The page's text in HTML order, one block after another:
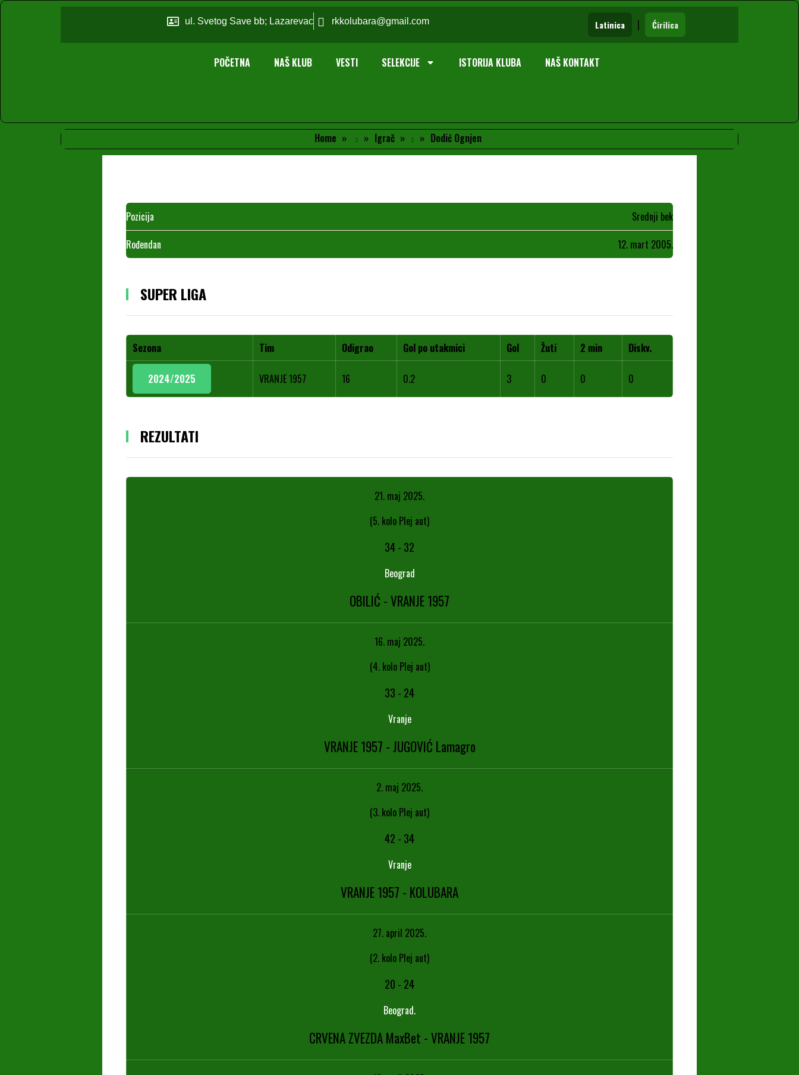
ul. Svetog Save bb; Lazarevac rkkolubara@gmail.com Latinica | Ćirilica
POČETNA NAŠ KLUB VESTI SELEKCIJE ISTORIJA KLUBA NAŠ KONTAKT
Home Igrač Dodić Ognjen
Pozicija
Srednji bek
Rođendan
12. mart 2005.
SUPER LIGA
Sezona Tim Odigrao Gol po utakmici Gol Žuti 2 min Diskv.
2024/2025 VRANJE 1957 16 0.2 3 0 0 0
REZULTATI
21. maj 2025.
(5. kolo Plej aut)
34- 32
Beograd
OBILIĆ - VRANJE 1957
16. maj 2025.
(4. kolo Plej aut)
33 - 24
Vranje
VRANJE 1957 - JUGOVIĆ Lamagro
2. maj 2025.
(3. kolo Plej aut)
42 - 34
Vranje
VRANJE 1957 - KOLUBARA
27. april 2025.
(2. kolo Plej aut)
20 - 24
Beograd.
CRVENA ZVEZDA MaxBet - VRANJE 1957